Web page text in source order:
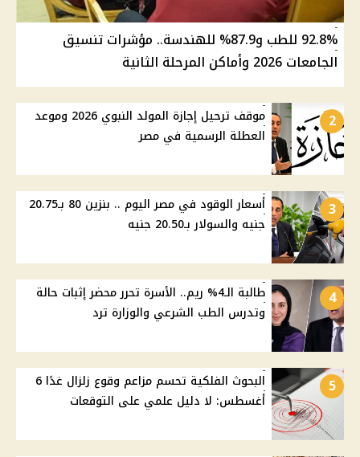
92.8% للطب و87.9% للهندسة.. مؤشرات تنسيق
الجامعات 2026 وأماكن المرحلة الثانية
2
موقف ترحيل إجازة المولد النبوي 2026 وموعد
العطلة الرسمية في مصر
3
أسعار الوقود في مصر اليوم .. بنزين 80 بـ20.75
جنيه والسولار بـ20.50 جنيه
4
طالبة الـ4% ريم.. الأسرة تحرر محضر إثبات حالة
وتدرس الطب الشرعي والوزارة ترد
5
البحوث الفلكية تحسم مزاعم وقوع زلزال غدًا 6
أغسطس: لا دليل علمي على التوقعات